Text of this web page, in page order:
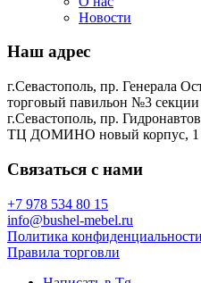
Новости
Наш адрес
г.Севастополь, пр. Генерала
торговый павильон №3
г.Севастополь, пр.
ТЦ ДОМИНО новый корпус, 1
Связаться с нами
+7 978 534 80 15
info@bushel-mebel.ru
Политика конфиденциальности
Правила торговли